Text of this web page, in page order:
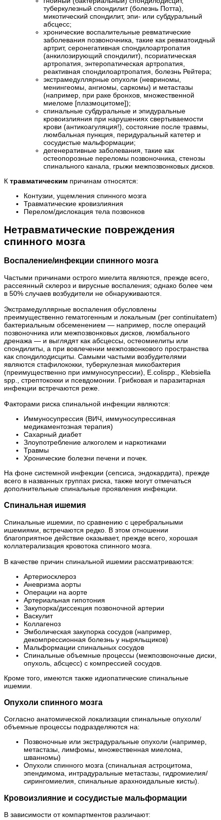
туберкулезный спондилит (болезнь Потта),
микотический спондилит, эпи- или субдуральный
абсцесс;
хронические воспалительные ревматические
заболевания позвоночника, такие как ревматоидный
артрит, серонегативная спондилоартропатия
(анкилозирующий спондилит), псориатическая
артропатия, энтеропатическая артропатия,
реактивная спондилоартропатия, болезнь Рейтера;
экстрамедуллярные опухоли (невриномы,
менингеомы, ангиомы, саркомы) и метастазы
(например, при раке бронхов, множественной
миеломе [плазмоцитоме]);
спинальные субдуральные и эпидуральные
кровоизлияния при нарушениях свертываемости
крови (антикоагуляция!), состояние после травмы,
люмбальная пункция, перидуральный катетер и
сосудистые мальформации;
дегенеративные заболевания, такие как
остеопорозные переломы позвоночника, стенозы
спинального канала, грыжи межпозвонковых дисков.
К травматическим причинам относятся:
Контузии, ущемления спинного мозга
Травматические кровизлияния
Перелом/дислокация тела позвонков
Нетравматические повреждения
спинного мозга
Воспаление/инфекции спинного мозга
Частыми причинами острого миелита являются, прежде всего,
рассеянный склероз и вирусные воспаления; однако более чем
в 50% случаев возбудители не обнаруживаются.
Экстрамедуллярные воспаления обусловлены
преимущественно гематогенным и локальным (per continuitatem)
бактериальным обсеменением — например, после операций
позвоночника или межпозвонковых дисков, люмбального
дренажа — и выглядят как абсцессы, остеомиелиты или
спондилиты, а при вовлечении межпозвонкового пространства
как спондилодисциты. Самыми частыми возбудителями
являются стафилококки, туберкулезная микобактерия
(преимущественно при иммуносупрессии), E.colispp., Klebsiella
spp., стрептококки и псевдомонии. Грибковая и паразитарная
инфекции встречаются реже.
Факторами риска спинальной инфекции являются:
Иммуносупрессия (ВИЧ, иммуносупрессивная
медикаментозная терапия)
Сахарный диабет
Злоупотребление алкоголем и наркотиками
Травмы
Хронические болезни печени и почек.
На фоне системной инфекции (сепсиса, эндокардита), прежде
всего в названных группах риска, также могут отмечаться
дополнительные спинальные проявления инфекции.
Спинальная ишемия
Спинальные ишемии, по сравнению с церебральными
ишемиями, встречаются редко. В этом отношении
благоприятное действие оказывает, прежде всего, хорошая
коллатерализация кровотока спинного мозга.
В качестве причин спинальной ишемии рассматриваются:
Артериосклероз
Аневризма аорты
Операции на аорте
Артериальная гипотония
Закупорка/диссекция позвоночной артерии
Васкулит
Коллагеноз
Эмболическая закупорка сосудов (например,
декомпрессионная болезнь у ныряльщиков)
Мальформации спинальных сосудов
Спинальные объемные процессы (межпозвоночные диски,
опухоль, абсцесс) с компрессией сосудов.
Кроме того, имеются также идиопатические спинальные
ишемии.
Опухоли спинного мозга
Согласно анатомической локализации спинальные опухоли/
объемные процессы подразделяются на:
Позвоночные или экстрадуральные опухоли (например,
метастазы, лимфомы, множественная миелома,
шванномы)
Опухоли спинного мозга (спинальная астроцитома,
эпендимома, интрадуральные метастазы, гидромиелия/
сирингомиелия, спинальные арахноидальные кисты).
Кровоизлияние и сосудистые мальформации
В зависимости от компартментов различают: